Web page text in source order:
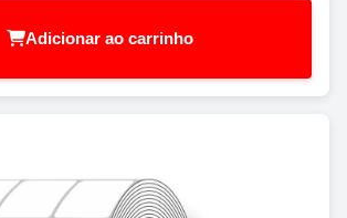
Adicionar ao carrinho